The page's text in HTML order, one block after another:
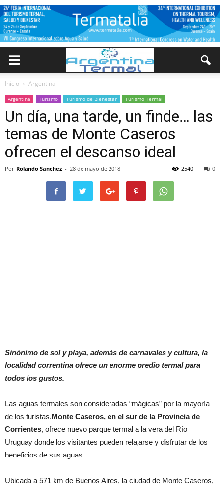
Inicio Argentina
Argentina Turismo Turismo de Bienestar Turismo Termal
Un día, una tarde, un finde… las
temas de Monte Caseros
ofrecen el descanso ideal
Por Rolando Sanchez - 28 de mayo de 2018 0
2540
Sinónimo de sol y playa, además de carnavales y cultura, la
localidad correntina ofrece un enorme predio termal para
todos los gustos.
Las aguas termales son consideradas “mágicas” por la mayoría
de los turistas.Monte Caseros, en el sur de la Provincia de
Corrientes, ofrece nuevo parque termal a la vera del Río
Uruguay donde los visitantes pueden relajarse y disfrutar de los
beneficios de sus aguas.
Ubicada a 571 km de Buenos Aires, la ciudad de Monte Caseros,